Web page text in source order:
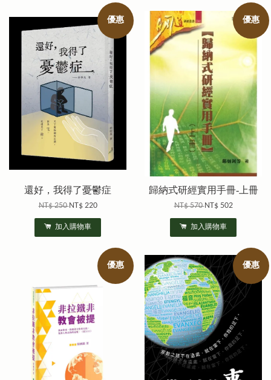
優惠
還好，我得了憂鬱症
NT$ 250NT$ 220
加入購物車
優惠
歸納式研經實用手冊-上冊
NT$ 570NT$ 502
加入購物車
優惠 優惠